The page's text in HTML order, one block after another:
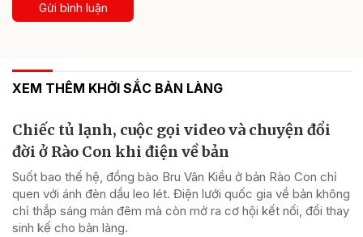
Gửi bình luận
XEM THÊM KHỞI SẮC BẢN LÀNG
Chiếc tủ lạnh, cuộc gọi video và chuyện đổi
đời ở Rào Con khi điện về bản
Suốt bao thế hệ, đồng bào Bru Vân Kiều ở bản Rào Con chỉ
quen với ánh đèn dầu leo lét. Điện lưới quốc gia về bản không
chỉ thắp sáng màn đêm mà còn mở ra cơ hội kết nối, đổi thay
sinh kế cho bản làng.